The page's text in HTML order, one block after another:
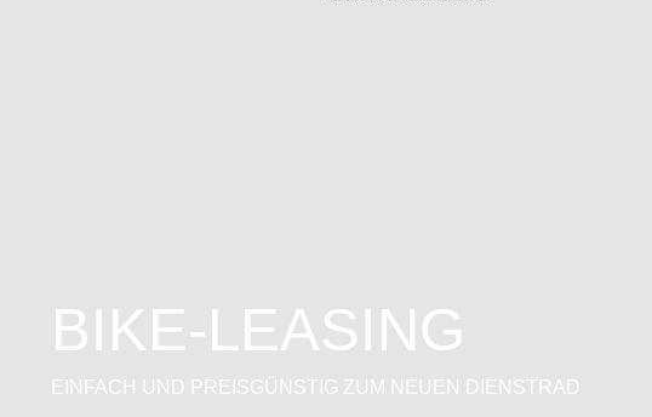
BIKE-LEASING
EINFACH UND PREISGÜNSTIG ZUM NEUEN DIENSTRAD